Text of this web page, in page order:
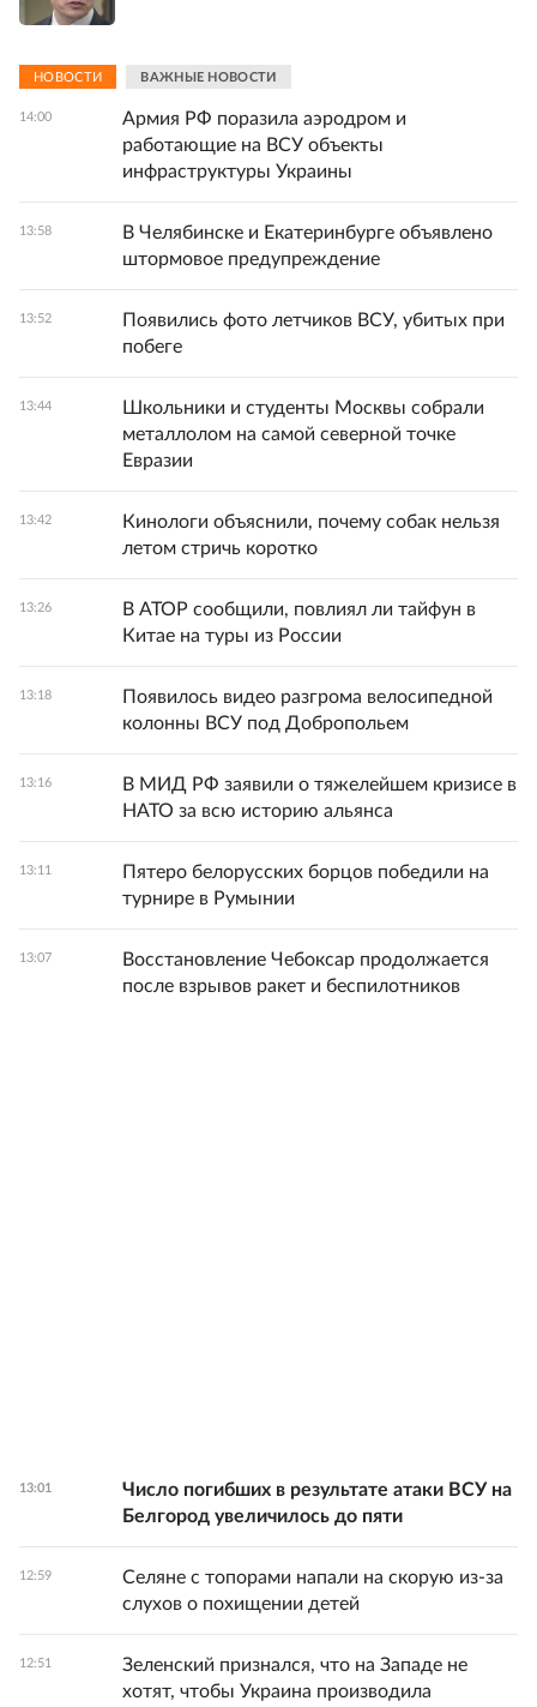
НОВОСТИ ВАЖНЫЕ НОВОСТИ
14:00
Армия РФ поразила аэродром и
работающие на ВСУ объекты
инфраструктуры Украины
13:58
В Челябинске и Екатеринбурге объявлено
штормовое предупреждение
13:52
Появились фото летчиков ВСУ, убитых при
побеге
13:44
Школьники и студенты Москвы собрали
металлолом на самой северной точке
Евразии
13:42
Кинологи объяснили, почему собак нельзя
летом стричь коротко
13:26
В АТОР сообщили, повлиял ли тайфун в
Китае на туры из России
13:18
Появилось видео разгрома велосипедной
колонны ВСУ под Добропольем
13:16
В МИД РФ заявили о тяжелейшем кризисе в
НАТО за всю историю альянса
13:11
Пятеро белорусских борцов победили на
турнире в Румынии
13:07
Восстановление Чебоксар продолжается
после взрывов ракет и беспилотников
13:01
Число погибших в результате атаки ВСУ на
Белгород увеличилось до пяти
12:59
Селяне с топорами напали на скорую из-за
слухов о похищении детей
12:51
Зеленский признался, что на Западе не
хотят, чтобы Украина производила